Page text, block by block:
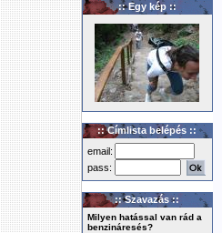
:: Egy kép ::
:: Címlista belépés ::
email:
pass:
:: Szavazás ::
Milyen hatással van rád a
benzináresés?